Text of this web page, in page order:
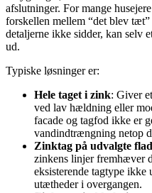
afslutninger. For mange
forskellen mellem “det blev
detaljerne ikke sidder, kan selv
ud.
Typiske løsninger er:
Hele taget i zink: Giver
ved lav hældning eller
facade og tagfod ikke er
vandindtrængning netop
Zinktag på udvalgte
zinkens linjer fremhæver
eksisterende tagtype ikke
utætheder i overgangen.